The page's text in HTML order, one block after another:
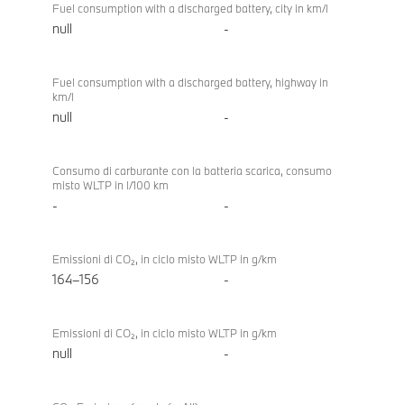
Fuel consumption with a discharged battery, city in km/l
null -
Fuel consumption with a discharged battery, highway in
km/l
null -
Consumo di carburante con la batteria scarica, consumo
misto WLTP in l/100 km
- -
Emissioni di CO₂, in ciclo misto WLTP in g/km
164–156 -
Emissioni di CO₂, in ciclo misto WLTP in g/km
null -